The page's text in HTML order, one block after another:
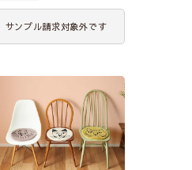
サンプル請求対象外です